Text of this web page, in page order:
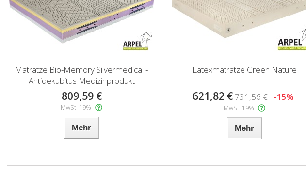
Matratze Bio-Memory Silvermedical -
Antidekubitus Medizinprodukt
809,59 €
MwSt. 19%
Mehr
Latexmatratze Green Nature
621,82 €731,56 € -15%
MwSt. 19%
Mehr